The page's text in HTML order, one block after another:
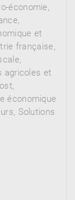
économie,
et
française,
agricoles et
économique
Solutions